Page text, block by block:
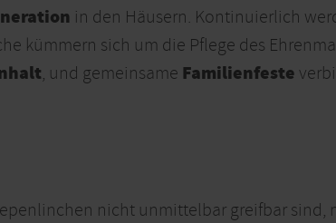
in den Häusern. Kontinuierlich
kümmern sich um die Pflege des
, und gemeinsame Familienfeste
nicht unmittelbar greifbar sind,